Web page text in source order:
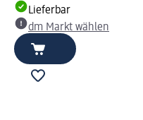
Lieferbar
dm Markt wählen